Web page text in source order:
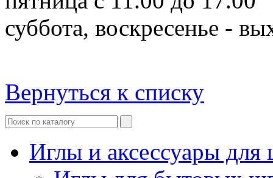
суббота, воскресенье -
Вернуться к списку
Иглы и аксессуары